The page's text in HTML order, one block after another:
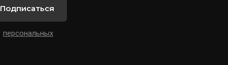
персональных
Подписаться